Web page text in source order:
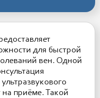
для быстрой
вен. Одной
приёме. Такой